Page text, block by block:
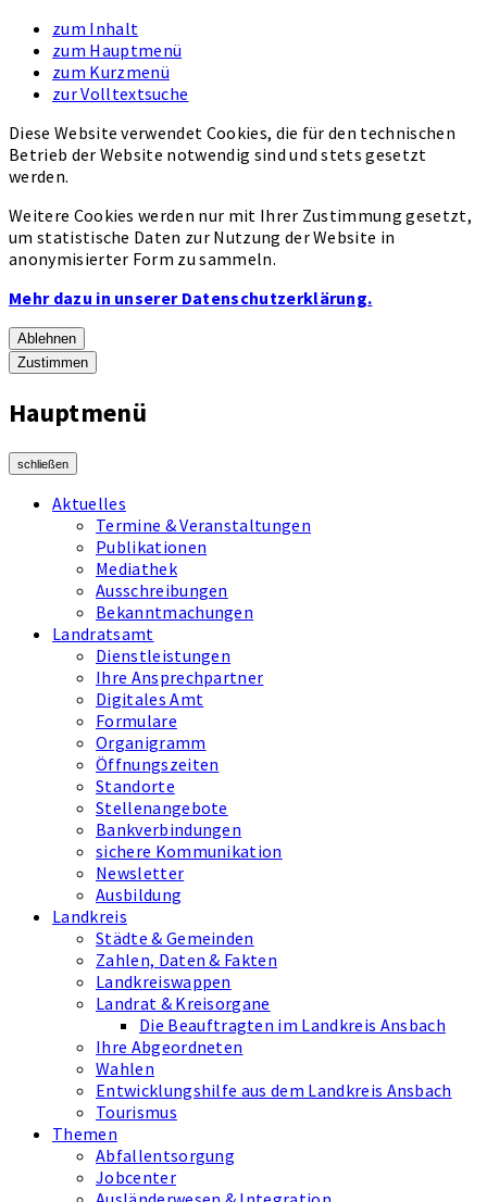
zum Inhalt
zum Hauptmenü
zum Kurzmenü
zur Volltextsuche
Diese Website verwendet Cookies, die für den technischen
Betrieb der Website notwendig sind und stets gesetzt
werden.
Weitere Cookies werden nur mit Ihrer Zustimmung gesetzt,
um statistische Daten zur Nutzung der Website in
anonymisierter Form zu sammeln.
Mehr dazu in unserer Datenschutzerklärung.
Ablehnen
Zustimmen
Hauptmenü
schließen
Aktuelles
Termine & Veranstaltungen
Publikationen
Mediathek
Ausschreibungen
Bekanntmachungen
Landratsamt
Dienstleistungen
Ihre Ansprechpartner
Digitales Amt
Formulare
Organigramm
Öffnungszeiten
Standorte
Stellenangebote
Bankverbindungen
sichere Kommunikation
Newsletter
Ausbildung
Landkreis
Städte & Gemeinden
Zahlen, Daten & Fakten
Landkreiswappen
Landrat & Kreisorgane
Die Beauftragten im Landkreis Ansbach
Ihre Abgeordneten
Wahlen
Entwicklungshilfe aus dem Landkreis Ansbach
Tourismus
Themen
Abfallentsorgung
Jobcenter